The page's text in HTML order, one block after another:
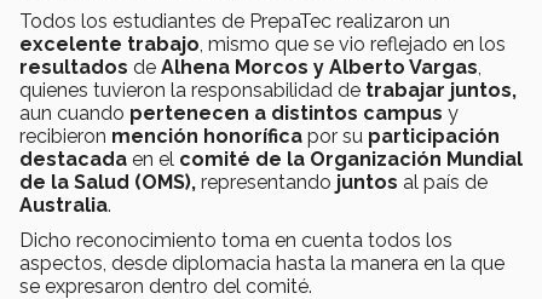
Todos los estudiantes de PrepaTec realizaron un
excelente trabajo , mismo que se vio reflejado en los
resultados de Alhena Morcos y Alberto Vargas
quienes tuvieron la responsabilidad de trabajar juntos,
aun cuando pertenecen a distintos campus y
recibieron mención honorífica por su participación
destacada en el comité de la Organización Mundial
de la Salud (OMS), representando juntos al país de
Australia.
Dicho reconocimiento toma en cuenta todos los
aspectos, desde diplomacia hasta la manera en la que
se expresaron dentro del comité.